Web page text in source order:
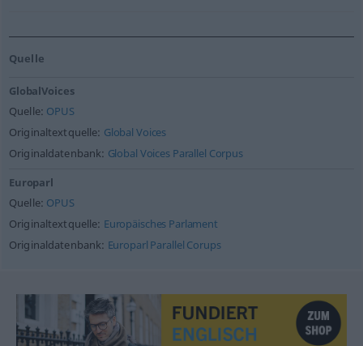
Quelle
GlobalVoices
Quelle: OPUS
Originaltextquelle: Global Voices
Originaldatenbank: Global Voices Parallel Corpus
Europarl
Quelle: OPUS
Originaltextquelle: Europäisches Parlament
Originaldatenbank: Europarl Parallel Corups